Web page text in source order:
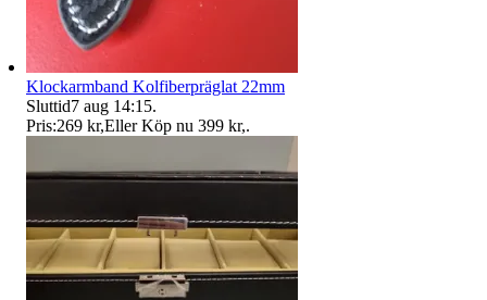
Klockarmband Kolfiberpräglat 22mm
Sluttid7 aug 14:15.
Pris:269 kr,Eller Köp nu 399 kr,.